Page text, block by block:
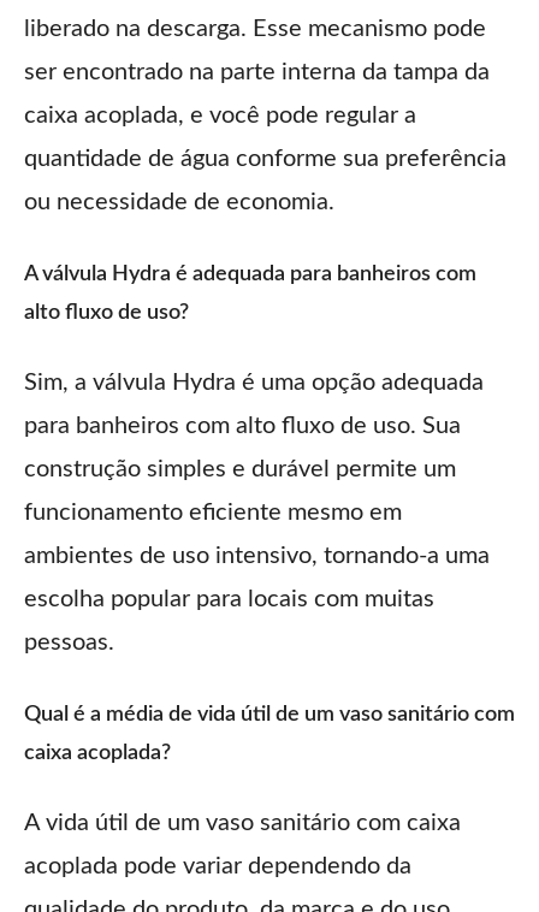
liberado na descarga. Esse mecanismo pode
ser encontrado na parte interna da tampa da
caixa acoplada, e você pode regular a
quantidade de água conforme sua preferência
ou necessidade de economia.
A válvula Hydra é adequada para banheiros com
alto fluxo de uso?
Sim, a válvula Hydra é uma opção adequada
para banheiros com alto fluxo de uso. Sua
construção simples e durável permite um
funcionamento eficiente mesmo em
ambientes de uso intensivo, tornando-a uma
escolha popular para locais com muitas
pessoas.
Qual é a média de vida útil de um vaso sanitário com
caixa acoplada?
A vida útil de um vaso sanitário com caixa
acoplada pode variar dependendo da